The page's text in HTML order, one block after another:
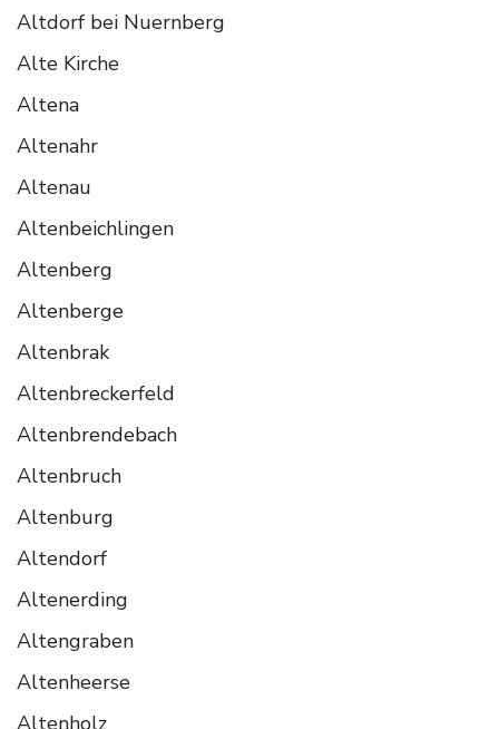
Altdorf bei Nuernberg
Alte Kirche
Altena
Altenahr
Altenau
Altenbeichlingen
Altenberg
Altenberge
Altenbrak
Altenbreckerfeld
Altenbrendebach
Altenbruch
Altenburg
Altendorf
Altenerding
Altengraben
Altenheerse
Altenholz